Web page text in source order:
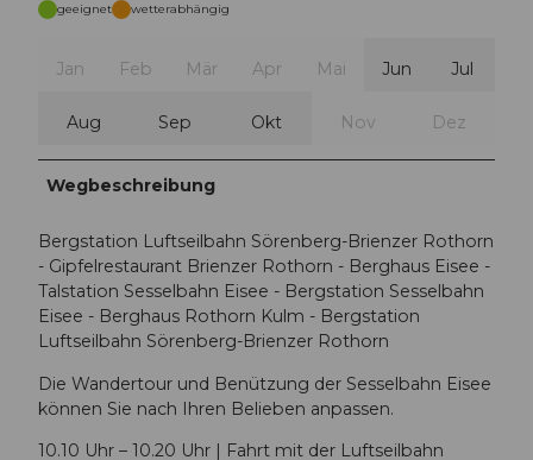
geeignet wetterabhängig
Jan Feb Mär Apr Mai Jun Jul
Aug Sep Okt Nov Dez
Wegbeschreibung
Bergstation Luftseilbahn Sörenberg-Brienzer Rothorn
- Gipfelrestaurant Brienzer Rothorn - Berghaus Eisee -
Talstation Sesselbahn Eisee - Bergstation Sesselbahn
Eisee - Berghaus Rothorn Kulm - Bergstation
Luftseilbahn Sörenberg-Brienzer Rothorn
Die Wandertour und Benützung der Sesselbahn Eisee
können Sie nach Ihren Belieben anpassen.
10.10 Uhr – 10.20 Uhr | Fahrt mit der Luftseilbahn